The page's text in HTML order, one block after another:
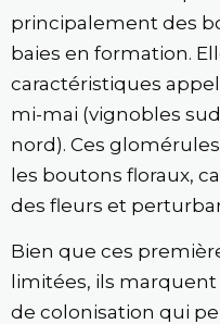
principalement des
baies en formation.
caractéristiques
mi-mai (vignobles
nord). Ces
les boutons floraux,
des fleurs et
Bien que ces
limitées, ils
de colonisation qui